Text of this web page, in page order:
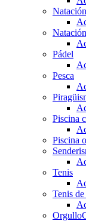
Natación
Pádel
Pesca
Piscina
Piscina
Tenis
Tenis de